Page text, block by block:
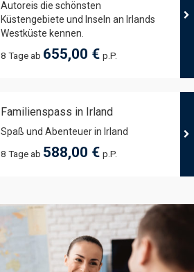
Autoreis die schönsten
Küstengebiete und Inseln an Irlands
Westküste kennen.
8 Tage ab 655,00 € p.P.
Familienspass in Irland
Spaß und Abenteuer in Irland
8 Tage ab 588,00 € p.P.